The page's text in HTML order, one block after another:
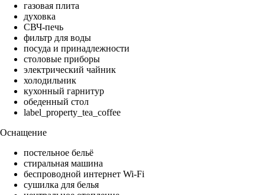
газовая плита
духовка
СВЧ-печь
фильтр для воды
посуда и принадлежности
столовые приборы
электрический чайник
холодильник
кухонный гарнитур
обеденный стол
label_property_tea_coffee
Оснащение
постельное бельё
стиральная машина
беспроводной интернет Wi-Fi
сушилка для белья